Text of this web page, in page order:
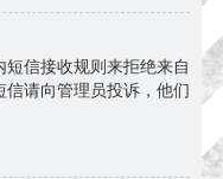
信接收规则来拒绝来自
请向管理员投诉，他们